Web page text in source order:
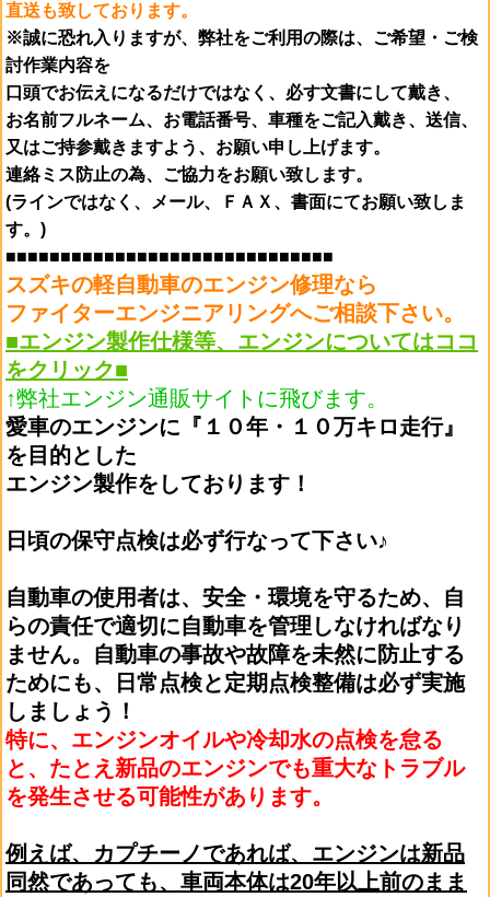
直送も致しております。
※誠に恐れ入りますが、弊社をご利用の際は、ご希望・ご検
討作業内容を
口頭でお伝えになるだけではなく、 必す文書にして戴き、
お名前フルネーム、お電話番号、 車種をご記入戴き、送信、
又はご持参戴きますよう、お願い申し上げます。
連絡ミス防止の為、ご協力をお願い致します。
(ラインではなく、メール、ＦＡＸ、書面にてお願い致しま
す。)
■■■■■■■■■■■■■■■■■■■■■■■■■■■■■■
スズキの軽自動車のエンジン修理なら
ファイターエンジニアリングへご相談下さい。
■エンジン製作仕様等、エンジンについてはココ
をクリック■
↑弊社エンジン通販サイトに飛びます。
愛車のエンジンに『１０年・１０万キロ走行』
を目的とした
エンジン製作をしております！
日頃の保守点検は必ず行なって下さい♪
自動車の使用者は、安全・環境を守るため、自
らの責任で適切に自動車を管理しなければなり
ません。自動車の事故や故障を未然に防止する
ためにも、日常点検と定期点検整備は必ず実施
しましょう！
特に、エンジンオイルや冷却水の点検を怠る
と、たとえ新品のエンジンでも重大なトラブル
を発生させる可能性があります。
例えば、カプチーノであれば、エンジンは新品
同然であっても、車両本体は20年以上前のまま